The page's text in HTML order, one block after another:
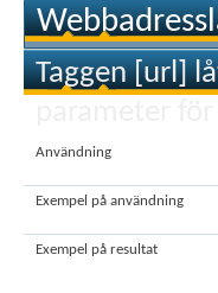
Taggen [url]
Användning
Exempel på användning
Exempel på resultat